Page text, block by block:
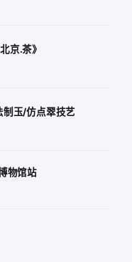
京.茶》
玉/仿点翠技艺
物馆站